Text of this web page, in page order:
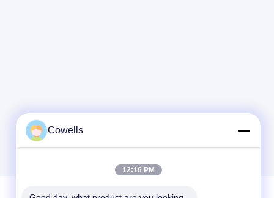
Cowells
12:16 PM